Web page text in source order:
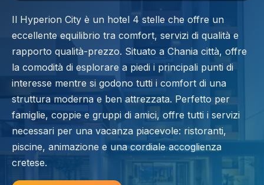
Il Hyperion City è un hotel 4 stelle che offre un
eccellente equilibrio tra comfort, servizi di qualità e
rapporto qualità-prezzo. Situato a Chania città, offre
la comodità di esplorare a piedi i principali punti di
interesse mentre si godono tutti i comfort di una
struttura moderna e ben attrezzata. Perfetto per
famiglie, coppie e gruppi di amici, offre tutti i servizi
necessari per una vacanza piacevole: ristoranti,
piscine, animazione e una cordiale accoglienza
cretese.